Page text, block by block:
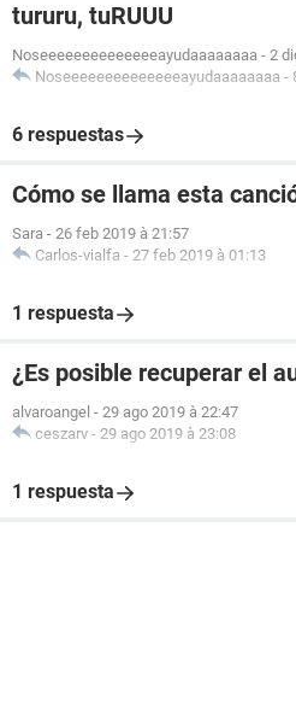
tururu, tuRUUU
Noseeeeeeeeeeeeeeayudaaaaaaaa - 2
Noseeeeeeeeeeeeeeayudaaaaaaaa -
6 respuestas
Cómo se llama esta
Sara - 26 feb 2019 à 21:57
Carlos-vialfa - 27 feb 2019 à 01:13
1 respuesta
¿Es posible recuperar el
alvaroangel - 29 ago 2019 à 22:47
ceszarv - 29 ago 2019 à 23:08
1 respuesta